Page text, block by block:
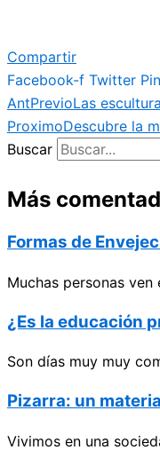
Compartir
Facebook-f Twitter
AntPrevioLas
ProximoDescubre la
Buscar
Más
Formas de
Muchas personas
¿Es la educación
Son días muy muy
Pizarra: un
Vivimos en una